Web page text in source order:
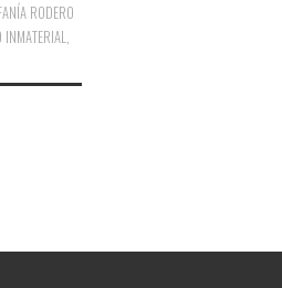
RODERO